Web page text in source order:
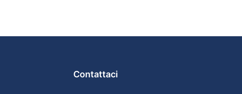
Contattaci